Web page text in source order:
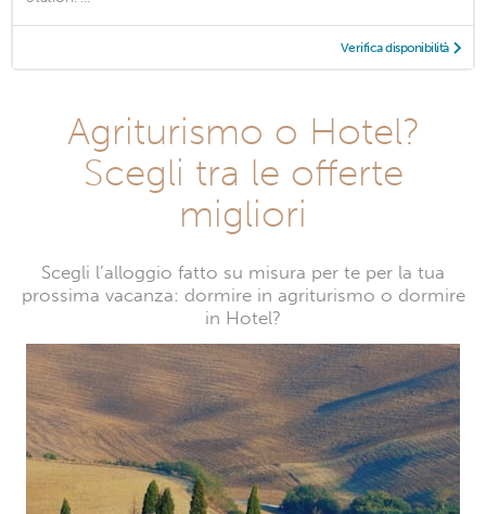
Verifica disponibilità
Agriturismo o Hotel?
Scegli tra le offerte
migliori
Scegli l’alloggio fatto su misura per te per la tua
prossima vacanza: dormire in agriturismo o dormire
in Hotel?